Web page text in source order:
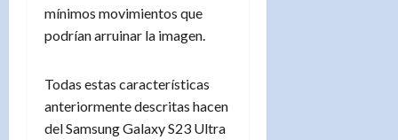
mínimos movimientos que
podrían arruinar la imagen.
Todas estas características
anteriormente descritas hacen
del Samsung Galaxy S23 Ultra